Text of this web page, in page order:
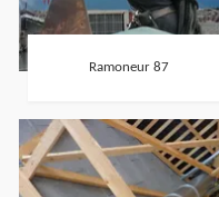
Ramoneur 87